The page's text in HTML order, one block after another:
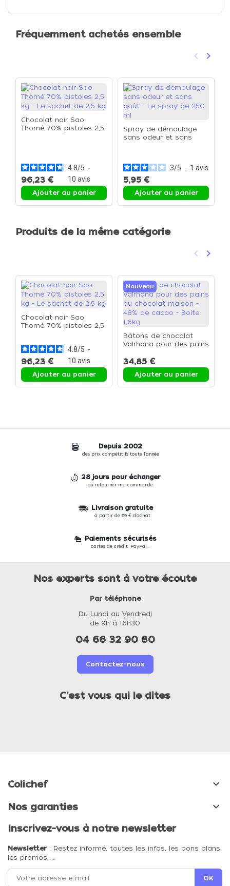
Fréquemment achetés ensemble
Précédent
keyboard_arrow_left keyboard_arrow_right
Chocolat noir Sao
Thomé 70% pistoles 2,5
4.8/5 -
10 avis
96,23 €
Ajouter au panier
Spray de démoulage
sans odeur et sans
3/5 - 1 avis
5,95 €
Ajouter au panier
Produits de la même catégorie
Précédent
keyboard_arrow_left keyboard_arrow_right
Chocolat noir Sao
Thomé 70% pistoles 2,5
4.8/5 -
10 avis
96,23 €
Ajouter au panier
Nouveau
Bâtons de chocolat
Valrhona pour des pains
48% de cacao - Boite
1,6kg
34,85 €
Ajouter au panier
Depuis 2002
des prix compétitifs toute l'année
28 jours pour échanger
ou retourner ma commande
Livraison gratuite
à partir de 69 € d'achat
Paiements sécurisés
cartes de crédit, PayPal...
Nos experts sont à votre écoute
Par téléphone
Du Lundi au Vendredi
de 9h à 16h30
04 66 32 90 80
Contactez-nous
C'est vous qui le dites
Colichef 
Nos garanties 
Inscrivez-vous à notre newsletter
Newsletter : Restez informé, toutes les infos, les bons plans,
les promos, …